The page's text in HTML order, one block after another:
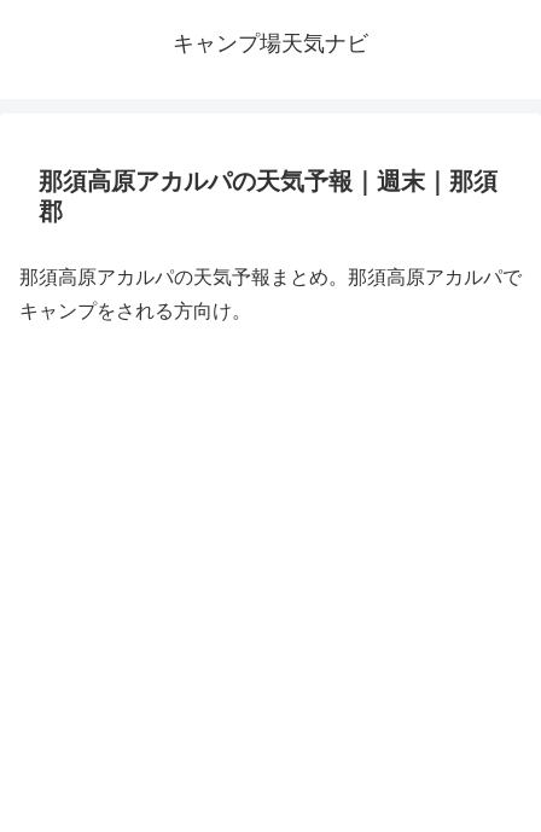
キャンプ場天気ナビ
那須高原アカルパの天気予報｜週末｜那須
郡
那須高原アカルパの天気予報まとめ。那須高原アカルパで
キャンプをされる方向け。